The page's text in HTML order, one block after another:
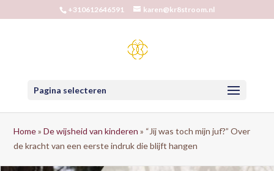
+310612646591 karen@kr8stroom.nl
Pagina selecteren
Home»De wijsheid van kinderen » “Jij was toch mijn juf?” Over
de kracht van een eerste indruk die blijft hangen